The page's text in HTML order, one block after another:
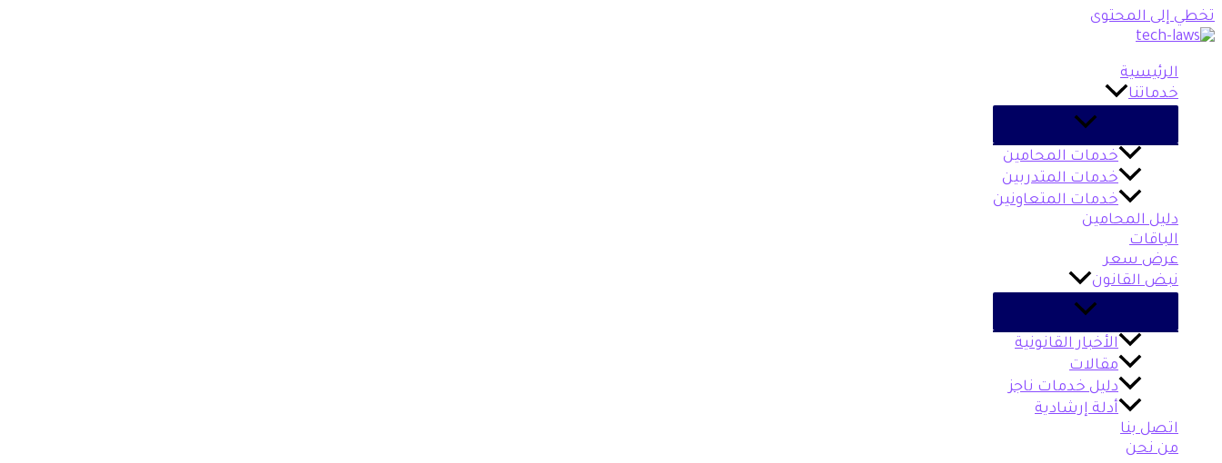
تخطي إلى المحتوى
الرئيسية
خدماتنا
خدمات المحامين
خدمات المتدربين
خدمات المتعاونين
دليل المحامين
الباقات
عرض سعر
نبض القانون
الأخبار القانونية
مقالات
دليل خدمات ناجز
أدلة إرشادية
اتصل بنا
من نحن